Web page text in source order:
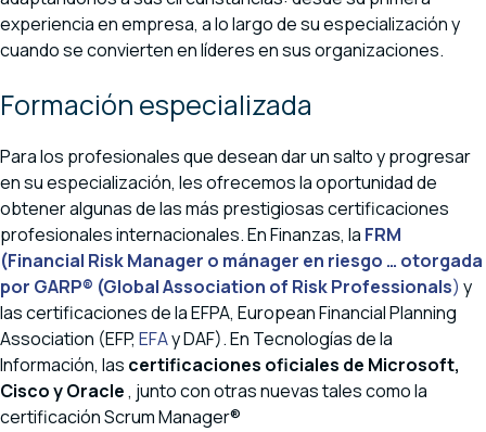
experiencia en empresa, a lo largo de su especialización y
cuando se convierten en líderes en sus organizaciones.
Formación especializada
Para los profesionales que desean dar un salto y progresar
en su especialización, les ofrecemos la oportunidad de
obtener algunas de las más prestigiosas certificaciones
profesionales internacionales. En Finanzas, la FRM
(Financial Risk Manager o mánager en riesgo … otorgada
por GARP® (Global Association of Risk Professionals) y
las certificaciones de la EFPA, European Financial Planning
Association (EFP, EFAy DAF). En Tecnologías de la
Información, las certificaciones oficiales de Microsoft,
Cisco y Oracle, junto con otras nuevas tales como la
certificación Scrum Manager®